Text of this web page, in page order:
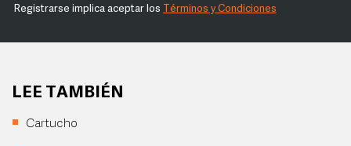
Registrarse implica aceptar los Términos y Condiciones
LEE TAMBIÉN
Cartucho